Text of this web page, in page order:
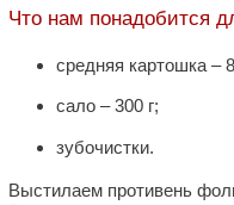
Что нам понадобится
средняя картошка –
сало – 300 г;
зубочистки.
Выстилаем противень